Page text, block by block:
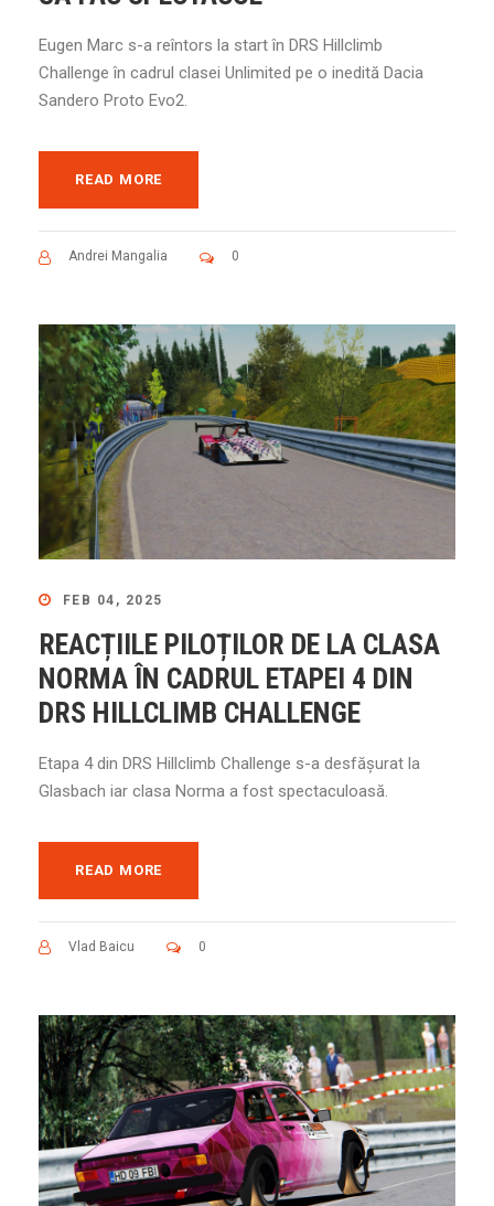
Eugen Marc s-a reîntors la start în DRS Hillclimb
Challenge în cadrul clasei Unlimited pe o inedită Dacia
Sandero Proto Evo2.
READ MORE
Andrei Mangalia 0
FEB 04, 2025
REACȚIILE PILOȚILOR DE LA CLASA
NORMA ÎN CADRUL ETAPEI 4 DIN
DRS HILLCLIMB CHALLENGE
Etapa 4 din DRS Hillclimb Challenge s-a desfășurat la
Glasbach iar clasa Norma a fost spectaculoasă.
READ MORE
Vlad Baicu 0